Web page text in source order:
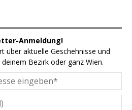
Anmeldung!
über aktuelle Geschehnisse und
Bezirk oder ganz Wien.